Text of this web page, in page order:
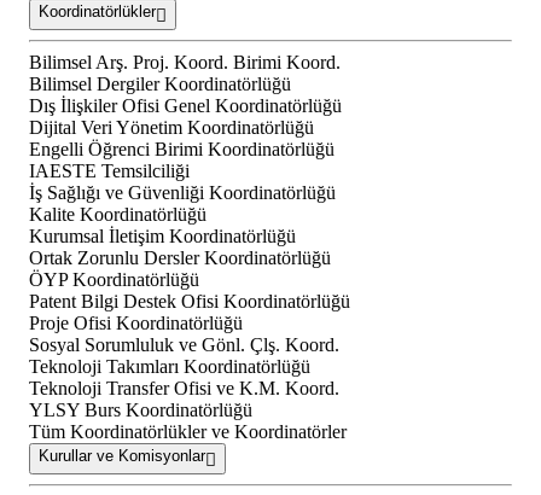
Koordinatörlükler
Bilimsel Arş. Proj. Koord. Birimi Koord.
Bilimsel Dergiler Koordinatörlüğü
Dış İlişkiler Ofisi Genel Koordinatörlüğü
Dijital Veri Yönetim Koordinatörlüğü
Engelli Öğrenci Birimi Koordinatörlüğü
IAESTE Temsilciliği
İş Sağlığı ve Güvenliği Koordinatörlüğü
Kalite Koordinatörlüğü
Kurumsal İletişim Koordinatörlüğü
Ortak Zorunlu Dersler Koordinatörlüğü
ÖYP Koordinatörlüğü
Patent Bilgi Destek Ofisi Koordinatörlüğü
Proje Ofisi Koordinatörlüğü
Sosyal Sorumluluk ve Gönl. Çlş. Koord.
Teknoloji Takımları Koordinatörlüğü
Teknoloji Transfer Ofisi ve K.M. Koord.
YLSY Burs Koordinatörlüğü
Tüm Koordinatörlükler ve Koordinatörler
Kurullar ve Komisyonlar